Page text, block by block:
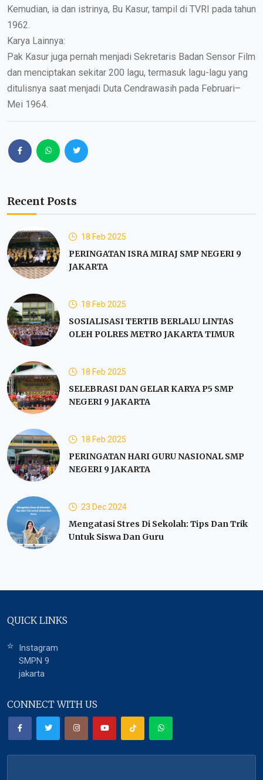
Kemudian, ia dan istrinya, Bu Kasur, tampil di TVRI pada tahun
1962.
Karya Lainnya:
Pak Kasur juga pernah menjadi Sekretaris Badan Sensor Film
dan menciptakan sekitar 200 lagu, termasuk lagu-lagu yang
ditulisnya saat menjadi Duta Cendrawasih pada Februari–
Mei 1964.
Recent Posts
18 Feb 2025
PERINGATAN ISRA MIRAJ SMP NEGERI 9
JAKARTA
18 Feb 2025
SOSIALISASI TERTIB BERLALU LINTAS
OLEH POLRES METRO JAKARTA TIMUR
18 Feb 2025
SELEBRASI DAN GELAR KARYA P5 SMP
NEGERI 9 JAKARTA
18 Feb 2025
PERINGATAN HARI GURU NASIONAL SMP
NEGERI 9 JAKARTA
23 Dec 2024
Mengatasi Stres Di Sekolah: Tips Dan Trik
Untuk Siswa Dan Guru
QUICK LINKS
Instagram
SMPN 9
jakarta
CONNECT WITH US